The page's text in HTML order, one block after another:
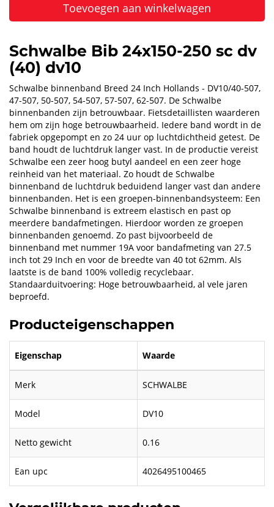
Toevoegen aan winkelwagen
Schwalbe Bib 24x150-250 sc dv
(40) dv10
Schwalbe binnenband Breed 24 Inch Hollands - DV10/40-507,
47-507, 50-507, 54-507, 57-507, 62-507. De Schwalbe
binnenbanden zijn betrouwbaar. Fietsdetaillisten waarderen
hem om zijn hoge betrouwbaarheid. Iedere band wordt in de
fabriek opgepompt en zo 24 uur op luchtdichtheid getest. De
band houdt de luchtdruk langer vast. In de productie vereist
Schwalbe een zeer hoog butyl aandeel en een zeer hoge
reinheid van het materiaal. Zo houdt de Schwalbe
binnenband de luchtdruk beduidend langer vast dan andere
binnenbanden. Het is een groepen-binnenbandsysteem: Een
Schwalbe binnenband is extreem elastisch en past op
meerdere bandafmetingen. Hierdoor worden ze groepen
binnenbanden genoemd. Zo past bijvoorbeeld de
binnenband met nummer 19A voor bandafmeting van 27.5
inch tot 29 Inch en voor de breedte van 40 tot 62mm. Als
laatste is de band 100% volledig recyclebaar.
Standaarduitvoering: Hoge betrouwbaarheid, al vele jaren
beproefd.
Producteigenschappen
Eigenschap Waarde
Merk SCHWALBE
Model DV10
Netto gewicht 0.16
Ean upc 4026495100465